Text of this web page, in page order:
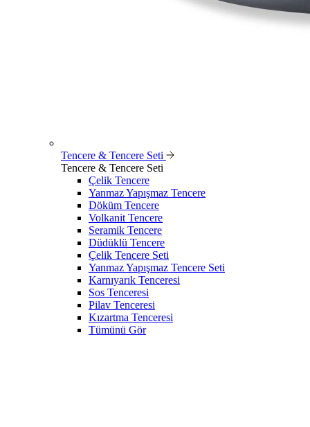
Tencere & Tencere Seti
Tencere & Tencere Seti
Çelik Tencere
Yanmaz Yapışmaz Tencere
Döküm Tencere
Volkanit Tencere
Seramik Tencere
Düdüklü Tencere
Çelik Tencere Seti
Yanmaz Yapışmaz Tencere Seti
Karnıyarık Tenceresi
Sos Tenceresi
Pilav Tenceresi
Kızartma Tenceresi
Tümünü Gör